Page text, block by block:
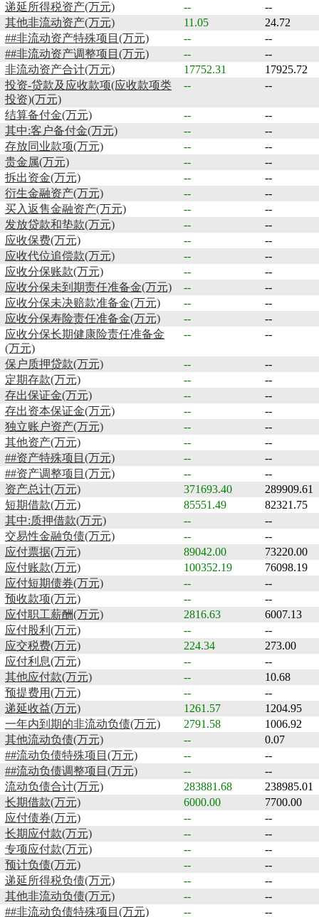
递延所得税资产(万元)
--
--
其他非流动资产(万元)
11.05
24.72
##非流动资产特殊项目(万元)
--
--
##非流动资产调整项目(万元)
--
--
非流动资产合计(万元)
17752.31
17925.72
投资-贷款及应收款项(应收款项类
投资)(万元)
-- --
结算备付金(万元) --
--
其中:客户备付金(万元)
--
--
存放同业款项(万元)
--
--
贵金属(万元)
--
--
拆出资金(万元)
--
--
衍生金融资产(万元)
--
--
买入返售金融资产(万元)
--
--
发放贷款和垫款(万元)
--
--
应收保费(万元)
--
--
应收代位追偿款(万元)
--
--
应收分保账款(万元)
--
--
应收分保未到期责任准备金(万元)
--
--
应收分保未决赔款准备金(万元)
--
--
应收分保寿险责任准备金(万元)
--
--
应收分保长期健康险责任准备金
(万元)
-- --
保户质押贷款(万元) --
--
定期存款(万元)
--
--
存出保证金(万元)
--
--
存出资本保证金(万元)
--
--
独立账户资产(万元)
--
--
其他资产(万元)
--
--
##资产特殊项目(万元)
--
--
##资产调整项目(万元)
--
--
资产总计(万元)
371693.40
289909.61
短期借款(万元)
85551.49
82321.75
其中:质押借款(万元)
--
--
交易性金融负债(万元)
--
--
应付票据(万元)
89042.00
73220.00
应付账款(万元)
100352.19
76098.19
应付短期债券(万元)
--
--
预收款项(万元)
--
--
应付职工薪酬(万元)
2816.63
6007.13
应付股利(万元)
--
--
应交税费(万元)
224.34
273.00
应付利息(万元)
--
--
其他应付款(万元)
--
10.68
预提费用(万元)
--
--
递延收益(万元)
1261.57
1204.95
一年内到期的非流动负债(万元)
2791.58
1006.92
其他流动负债(万元)
--
0.07
##流动负债特殊项目(万元)
--
--
##流动负债调整项目(万元)
--
--
流动负债合计(万元)
283881.68
238985.01
长期借款(万元)
6000.00
7700.00
应付债券(万元)
--
--
长期应付款(万元)
--
--
专项应付款(万元)
--
--
预计负债(万元)
--
--
递延所得税负债(万元)
--
--
其他非流动负债(万元)
--
--
##非流动负债特殊项目(万元)
-- --